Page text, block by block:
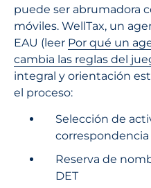
puede ser abrumadora
móviles. WellTax, un
EAU (leer Por qué un
cambia las reglas del
integral y orientación
el proceso:
Selección de
Reserva de
DET